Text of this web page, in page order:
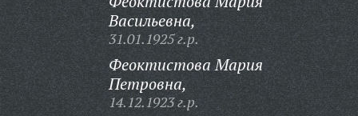
Васильевна,
31.01.1925 г.р.
Феоктистова Мария
Петровна,
14.12.1923 г.р.